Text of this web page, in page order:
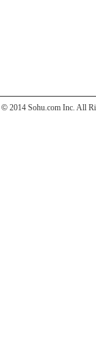
© 2014 Sohu.com Inc. All